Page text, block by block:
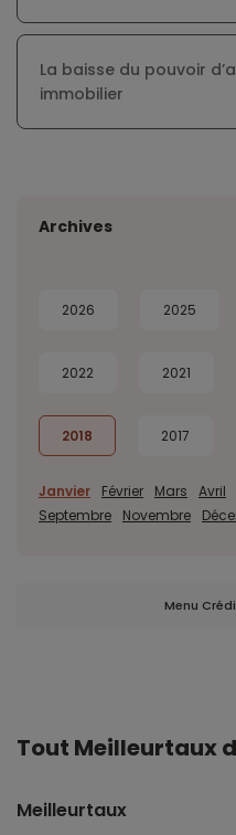
La baisse du pouvoir
immobilier
Archives
2026 2025
2022 2021
2018 2017
Janvier Février Mars Avril
Septembre
Novembre
Menu
Tout Meilleurtaux
Meilleurtaux